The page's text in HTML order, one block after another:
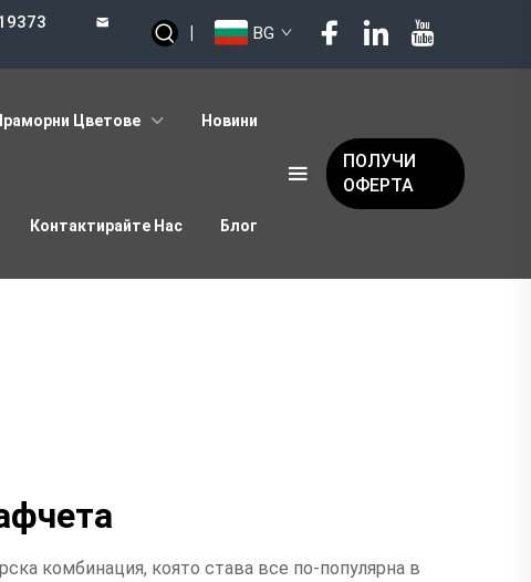
| BG
Цветове Новини
Контактирайте Нас Блог
ПОЛУЧИ
ОФЕРТА
комбинация, която става все по-популярна в